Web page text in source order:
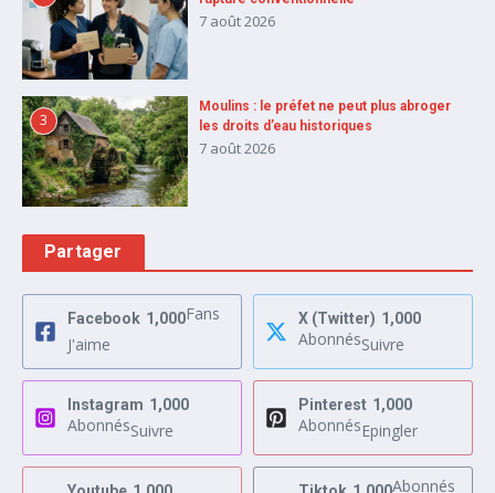
7 août 2026
3
Moulins : le préfet ne peut plus abroger
les droits d’eau historiques
7 août 2026
Partager
Facebook 1,000Fans
J'aime
X (Twitter) 1,000
AbonnésSuivre
Instagram 1,000
AbonnésSuivre
Pinterest 1,000
AbonnésEpingler
Abonnés